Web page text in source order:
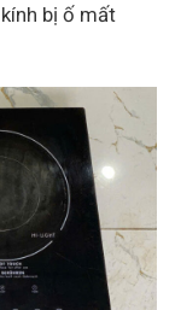
bị ố mất